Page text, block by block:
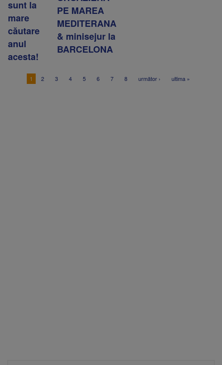
sunt la
mare
căutare
anul
acesta!
PE MAREA
MEDITERANA
& minisejur la
BARCELONA
1 2 3 4 5 6 7 8 următor › ultima »